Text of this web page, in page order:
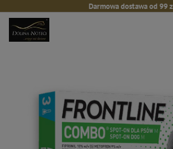
Darmowa dostawa od 99